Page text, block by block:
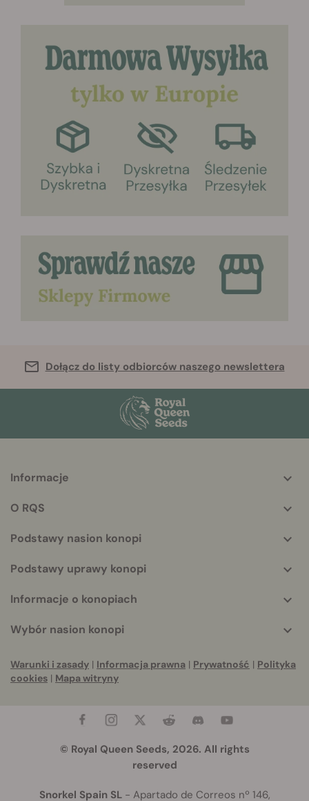
Dołącz do listy odbiorców naszego newslettera
More
info
Informacje
O RQS
Podstawy nasion konopi
Podstawy uprawy konopi
Informacje o konopiach
Wybór nasion konopi
Warunki i zasady | Informacja prawna | Prywatność | Polityka
cookies | Mapa witryny
© Royal Queen Seeds, 2026. All rights
reserved
Snorkel Spain SL- Apartado de Correos nº 146,